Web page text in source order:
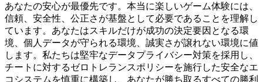
あなたの安心が最優先です。本当に楽しいゲーム体験には、
信頼、安全性、公正さが基盤として必要であることを理解し
ています。あなたはスキルだけが成功の決定要因となる環
境、個人データが守られる環境、誠実さが譲れない環境に値
します。私たちは堅牢なデータプライバシー対策を採用し、
チートに対するゼロトレランスポリシーを施行した安全なエ
コシステムを慎重に構築し、あなたが勝ち取るすべての勝利